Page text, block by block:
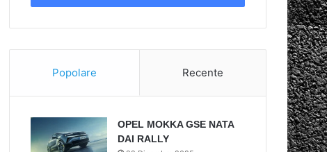
Popolare Recente
OPEL MOKKA GSE NATA
DAI RALLY